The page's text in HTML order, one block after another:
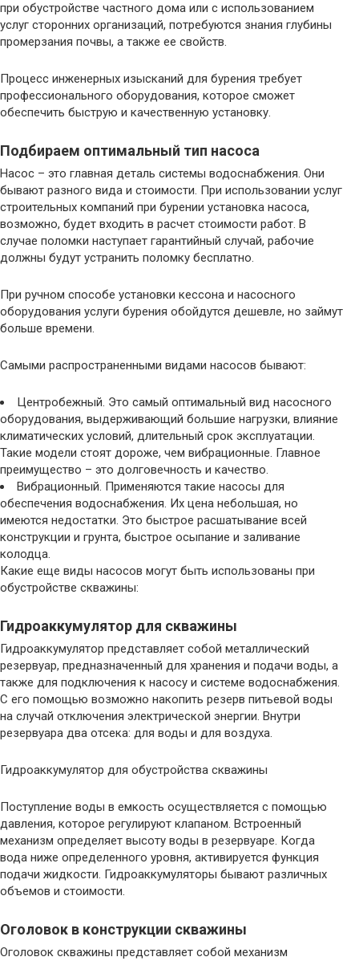
при обустройстве частного дома или с использованием
услуг сторонних организаций, потребуются знания глубины
промерзания почвы, а также ее свойств.
Процесс инженерных изысканий для бурения требует
профессионального оборудования, которое сможет
обеспечить быструю и качественную установку.
Подбираем оптимальный тип насоса
Насос – это главная деталь системы водоснабжения. Они
бывают разного вида и стоимости. При использовании услуг
строительных компаний при бурении установка насоса,
возможно, будет входить в расчет стоимости работ. В
случае поломки наступает гарантийный случай, рабочие
должны будут устранить поломку бесплатно.
При ручном способе установки кессона и насосного
оборудования услуги бурения обойдутся дешевле, но займут
больше времени.
Самыми распространенными видами насосов бывают:
Центробежный. Это самый оптимальный вид насосного
оборудования, выдерживающий большие нагрузки, влияние
климатических условий, длительный срок эксплуатации.
Такие модели стоят дороже, чем вибрационные. Главное
преимущество – это долговечность и качество.
Вибрационный. Применяются такие насосы для
обеспечения водоснабжения. Их цена небольшая, но
имеются недостатки. Это быстрое расшатывание всей
конструкции и грунта, быстрое осыпание и заливание
колодца.
Какие еще виды насосов могут быть использованы при
обустройстве скважины:
Гидроаккумулятор для скважины
Гидроаккумулятор представляет собой металлический
резервуар, предназначенный для хранения и подачи воды, а
также для подключения к насосу и системе водоснабжения.
С его помощью возможно накопить резерв питьевой воды
на случай отключения электрической энергии. Внутри
резервуара два отсека: для воды и для воздуха.
Гидроаккумулятор для обустройства скважины
Поступление воды в емкость осуществляется с помощью
давления, которое регулируют клапаном. Встроенный
механизм определяет высоту воды в резервуаре. Когда
вода ниже определенного уровня, активируется функция
подачи жидкости. Гидроаккумуляторы бывают различных
объемов и стоимости.
Оголовок в конструкции скважины
Оголовок скважины представляет собой механизм